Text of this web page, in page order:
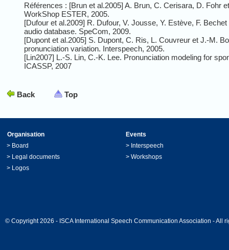
Références : [Brun et al.2005] A. Brun, C. Cerisara, D. Fohr
WorkShop ESTER, 2005.
[Dufour et al.2009] R. Dufour, V. Jousse, Y. Estève, F. Bechet
audio database. SpeCom, 2009.
[Dupont et al.2005] S. Dupont, C. Ris, L. Couvreur et J.-M.
pronunciation variation. Interspeech, 2005.
[Lin2007] L.-S. Lin, C.-K. Lee. Pronunciation modeling for
ICASSP, 2007
Back Top
Organisation
Events
> Board > Interspeech
> Legal documents > Workshops
> Logos
© Copyright 2026 - ISCA International Speech Communication Association - All